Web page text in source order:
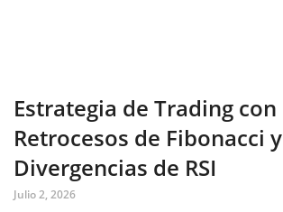
Estrategia de Trading con
Retrocesos de Fibonacci y
Divergencias de RSI
Julio 2, 2026